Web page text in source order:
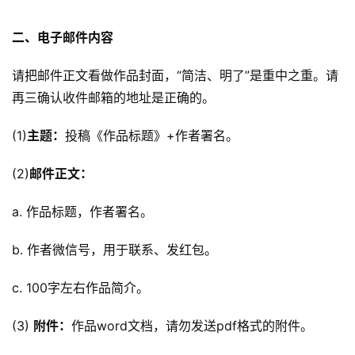
重
科
征
稿
文
章
二、电子邮件内容
请把邮件正文看做作品封面，“简洁、明了”是重中之重。请
再三确认收件邮箱的地址是正确的。
(1)主题： 投稿《作品标题》+作者署名。
(2)邮件正文：
a. 作品标题，作者署名。
b. 作者微信号，用于联系、发红包。
c. 100字左右作品简介。
(3) 附件： 作品word文档，请勿发送pdf格式的附件。